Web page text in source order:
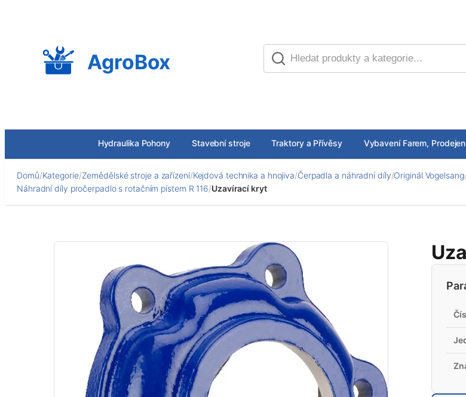
AgroBox
Hydraulika Pohony Stavební stroje Traktory a Přívěsy Vybavení Farem,
Domů/Kategorie/Zemědělské stroje a zařízení/Kejdová technika a hnojiva/Čerpadla a náhradní díly/Originál Vogelsang
Náhradní díly pročerpadlo s rotačním pístem R 116/Uzavírací kryt